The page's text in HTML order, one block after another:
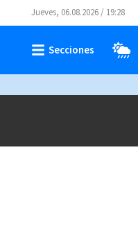
Jueves, 06.08.2026 / 19:28